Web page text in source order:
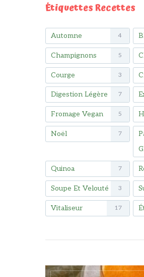
Étiquettes Recettes
Automne 4
Champignons 5
Courge 3
Digestion Légère 7
Fromage Vegan 5
Noël 7
Quinoa 7
Soupe Et Velouté 3
Vitaliseur 17